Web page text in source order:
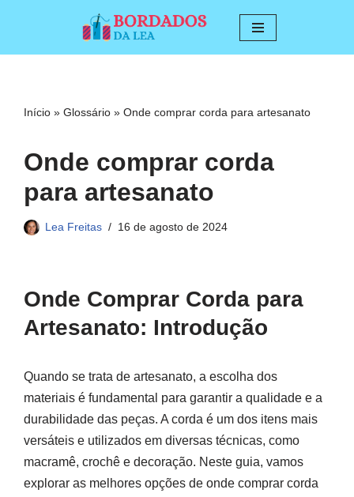
conteúdo
Início » Glossário » Onde comprar corda para artesanato
Onde comprar corda
para artesanato
Lea Freitas 16 de agosto de 2024
Onde Comprar Corda para
Artesanato: Introdução
Quando se trata de artesanato, a escolha dos
materiais é fundamental para garantir a qualidade e a
durabilidade das peças. A corda é um dos itens mais
versáteis e utilizados em diversas técnicas, como
macramê, crochê e decoração. Neste guia, vamos
explorar as melhores opções de onde comprar corda